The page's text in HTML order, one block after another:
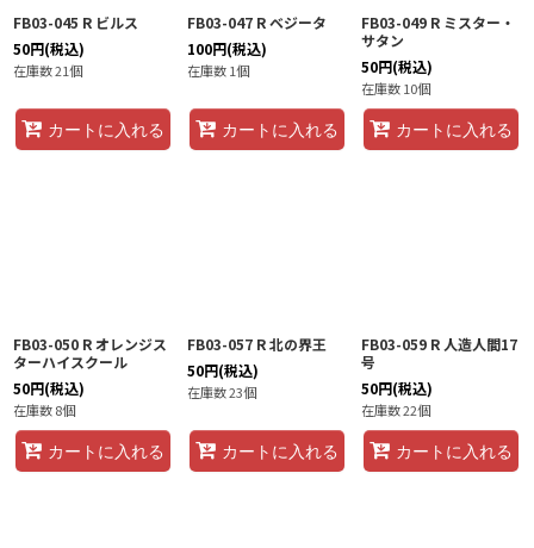
FB03-045 R ビルス
50円(税込)
在庫数 21個
カートに入れる
FB03-047 R ベジータ
100円(税込)
在庫数 1個
カートに入れる
FB03-049 R ミスター・
サタン
50円(税込)
在庫数 10個
カートに入れる
FB03-050 R オレンジス
ターハイスクール
50円(税込)
在庫数 8個
カートに入れる
FB03-057 R 北の界王
50円(税込)
在庫数 23個
カートに入れる
FB03-059 R 人造人間17
号
50円(税込)
在庫数 22個
カートに入れる